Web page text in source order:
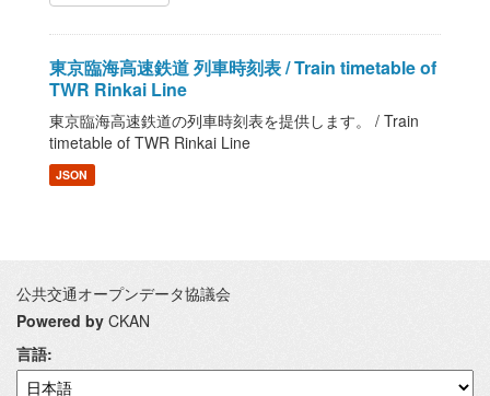
東京臨海高速鉄道 列車時刻表 / Train timetable of
TWR Rinkai Line
東京臨海高速鉄道の列車時刻表を提供します。 / Train
timetable of TWR Rinkai Line
JSON
公共交通オープンデータ協議会
Powered by CKAN
言語